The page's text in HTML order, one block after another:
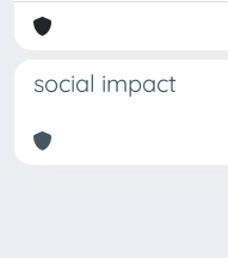
social impact